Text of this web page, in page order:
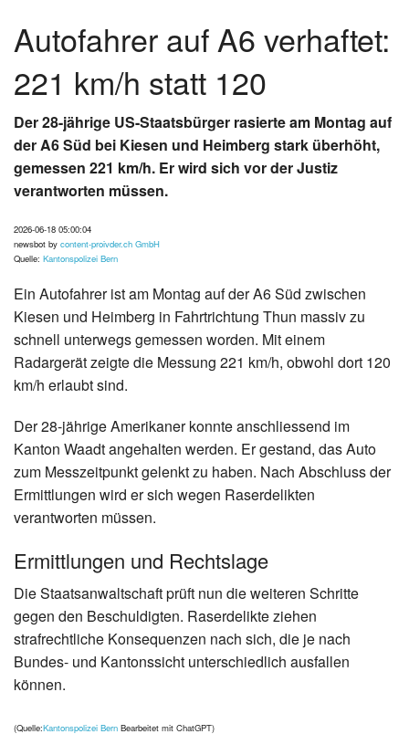
Autofahrer auf A6 verhaftet:
221 km/h statt 120
Der 28-jährige US-Staatsbürger rasierte am Montag auf
der A6 Süd bei Kiesen und Heimberg stark überhöht,
gemessen 221 km/h. Er wird sich vor der Justiz
verantworten müssen.
2026-06-18 05:00:04
newsbot by content-proivder.ch GmbH
Quelle: Kantonspolizei Bern
Ein Autofahrer ist am Montag auf der A6 Süd zwischen
Kiesen und Heimberg in Fahrtrichtung Thun massiv zu
schnell unterwegs gemessen worden. Mit einem
Radargerät zeigte die Messung 221 km/h, obwohl dort 120
km/h erlaubt sind.
Der 28-jährige Amerikaner konnte anschliessend im
Kanton Waadt angehalten werden. Er gestand, das Auto
zum Messzeitpunkt gelenkt zu haben. Nach Abschluss der
Ermittlungen wird er sich wegen Raserdelikten
verantworten müssen.
Ermittlungen und Rechtslage
Die Staatsanwaltschaft prüft nun die weiteren Schritte
gegen den Beschuldigten. Raserdelikte ziehen
strafrechtliche Konsequenzen nach sich, die je nach
Bundes- und Kantonssicht unterschiedlich ausfallen
können.
(Quelle:Kantonspolizei Bern Bearbeitet mit ChatGPT)